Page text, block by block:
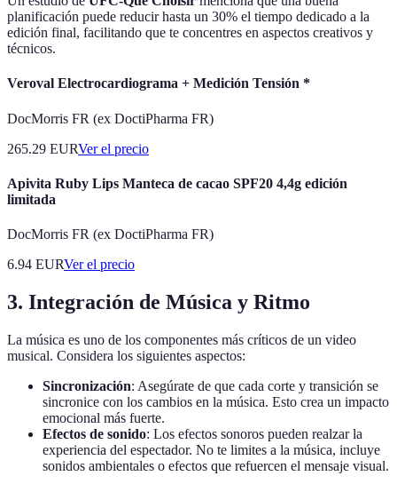
planificación puede reducir hasta un 30% el tiempo dedicado a la
edición final, facilitando que te concentres en aspectos creativos y
técnicos.
Veroval Electrocardiograma + Medición Tensión *
DocMorris FR (ex DoctiPharma FR)
265.29 EURVer el precio
Apivita Ruby Lips Manteca de cacao SPF20 4,4g edición
limitada
DocMorris FR (ex DoctiPharma FR)
6.94 EURVer el precio
3. Integración de Música y Ritmo
La música es uno de los componentes más críticos de un video
musical. Considera los siguientes aspectos:
Sincronización: Asegúrate de que cada corte y transición se
sincronice con los cambios en la música. Esto crea un impacto
emocional más fuerte.
Efectos de sonido: Los efectos sonoros pueden realzar la
experiencia del espectador. No te limites a la música, incluye
sonidos ambientales o efectos que refuercen el mensaje visual.